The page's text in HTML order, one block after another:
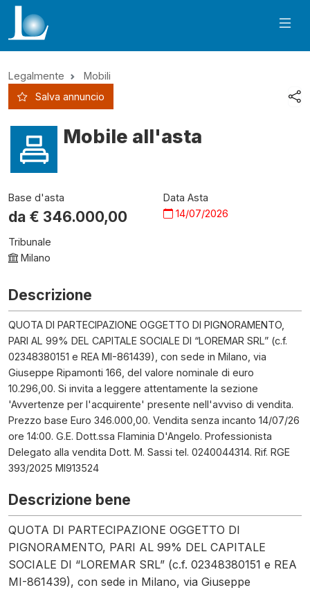
Legalmente
Mobili
Salva annuncio
Mobile all'asta
Base d'asta
da € 346.000,00
Data Asta
14/07/2026
Tribunale
Milano
Descrizione
QUOTA DI PARTECIPAZIONE OGGETTO DI PIGNORAMENTO,
PARI AL 99% DEL CAPITALE SOCIALE DI “LOREMAR SRL” (c.f.
02348380151 e REA MI-861439), con sede in Milano, via
Giuseppe Ripamonti 166, del valore nominale di euro
10.296,00. Si invita a leggere attentamente la sezione
'Avvertenze per l'acquirente' presente nell'avviso di vendita.
Prezzo base Euro 346.000,00. Vendita senza incanto 14/07/26
ore 14:00. G.E. Dott.ssa Flaminia D'Angelo. Professionista
Delegato alla vendita Dott. M. Sassi tel. 0240044314. Rif. RGE
393/2025 MI913524
Descrizione bene
QUOTA DI PARTECIPAZIONE OGGETTO DI
PIGNORAMENTO, PARI AL 99% DEL CAPITALE
SOCIALE DI “LOREMAR SRL” (c.f. 02348380151 e REA
MI-861439), con sede in Milano, via Giuseppe